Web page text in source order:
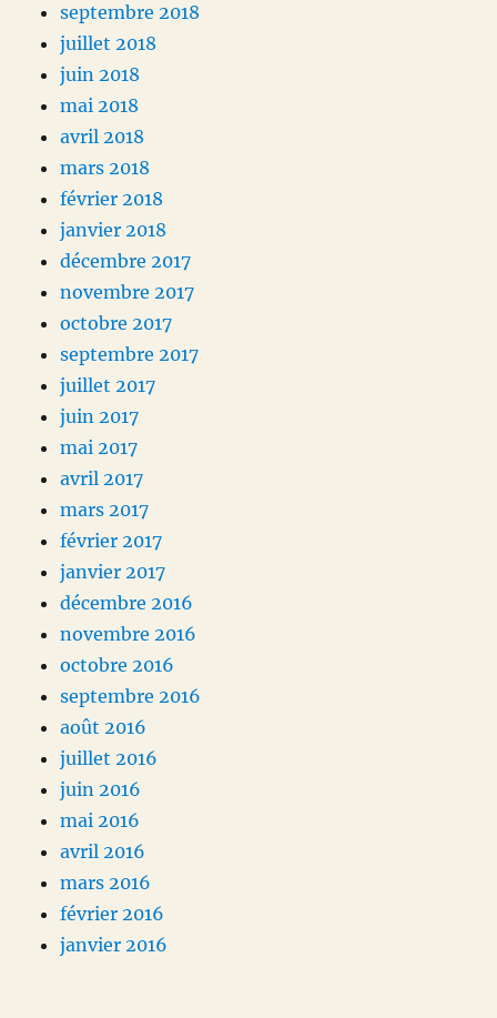
septembre 2018
juillet 2018
juin 2018
mai 2018
avril 2018
mars 2018
février 2018
janvier 2018
décembre 2017
novembre 2017
octobre 2017
septembre 2017
juillet 2017
juin 2017
mai 2017
avril 2017
mars 2017
février 2017
janvier 2017
décembre 2016
novembre 2016
octobre 2016
septembre 2016
août 2016
juillet 2016
juin 2016
mai 2016
avril 2016
mars 2016
février 2016
janvier 2016